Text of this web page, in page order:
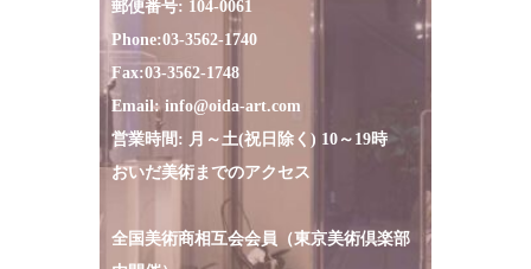
郵便番号: 104-0061
Phone:03-3562-1740
Fax:03-3562-1748
Email: info@oida-art.com
営業時間: 月～土(祝日除く) 10～19時
おいだ美術までのアクセス
全国美術商相互会会員（東京美術倶楽部